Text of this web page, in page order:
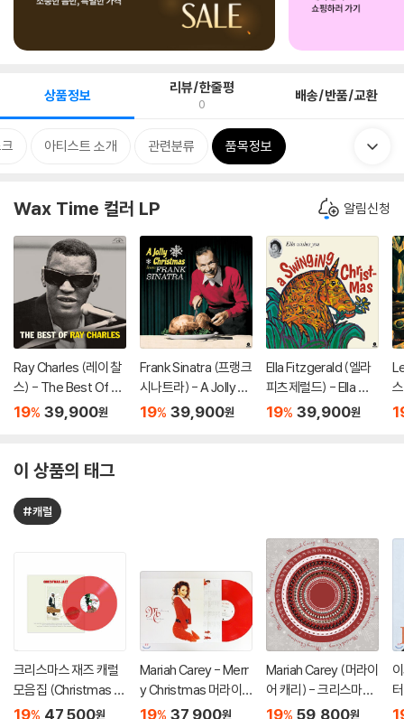
상품정보 리뷰/한줄평
0 배송/반품/교환
아티스트 소개 관련분류 품목정보
Wax Time 컬러 LP 알림신청
Ray Charles (레이 찰
스) - The Best Of Ra
y Charles [옐로우 컬
19% 39,900원
Frank Sinatra (프랭크
시나트라) - A Jolly C
hristmas From Fran
19% 39,900원
Ella Fitzgerald (엘라
피츠제럴드) - Ella Wis
hes You A Swinging
19% 39,900원
이 상품의 태그
#캐럴
크리스마스 재즈 캐럴
모음집 (Christmas Ja
zz) [투명 레드 컬러 L
19% 47,500원
Mariah Carey - Merr
y Christmas 머라이
어 캐리 크리스마스 앨
19% 37,900원
Mariah Carey (머라이
어 캐리) - 크리스마스
앨범 Merry Christma
19% 59,800원